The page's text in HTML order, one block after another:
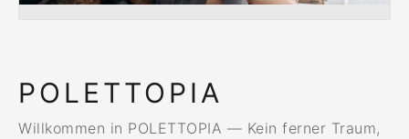
POLETTOPIA
Willkommen in POLETTOPIA — Kein ferner Traum,